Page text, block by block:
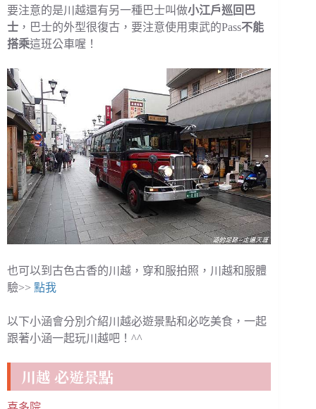
要注意的是川越還有另一種巴士叫做小江戶巡回巴
士 ，巴士的外型很復古，要注意使用東武的Pass不能
搭乘這班公車喔！
也可以到古色古香的川越，穿和服拍照，川越和服體
驗>> 點我
以下小涵會分別介紹川越必遊景點和必吃美食，一起
跟著小涵一起玩川越吧！^^
川越 必遊景點